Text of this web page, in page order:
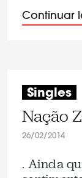
Continuar
Singles
Nação
26/02/2014
. Ainda